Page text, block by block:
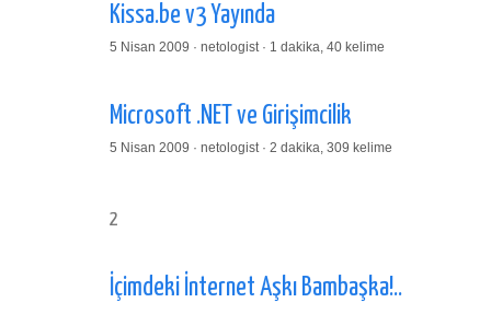
Kissa.be v3 Yayında
5 Nisan 2009 · netologist · 1 dakika, 40 kelime
Microsoft .NET ve Girişimcilik
5 Nisan 2009 · netologist · 2 dakika, 309 kelime
2
İçimdeki İnternet Aşkı Bambaşka!..